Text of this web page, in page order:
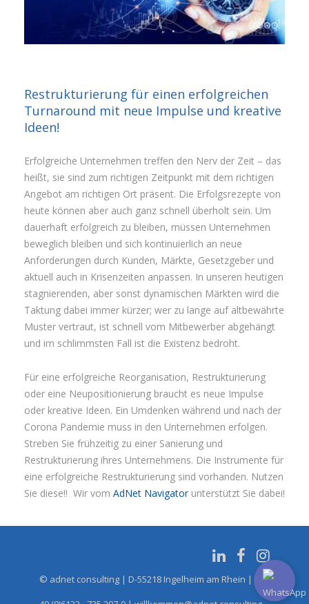
Restrukturierung für einen erfolgreichen
Turnaround mit neue Impulse und kreative
Ideen!
Erfolgreiche Unternehmen treffen den Nerv der Zeit – das
heißt, sie sind zum richtigen Zeitpunkt mit dem richtigen
Angebot am richtigen Ort präsent. Die Erfolgsrezepte von
heute können aber auch ganz schnell überholt sein. Um
dauerhaft erfolgreich zu bleiben, müssen Unternehmen
beweglich bleiben und sich kontinuierlich an neue
Anforderungen durch Kunden, Märkte, Gesetzgeber und
aktuell auch in Krisenzeiten anpassen. In unseren heutigen
stagnierenden, aber sonst dynamischen Märkten wird die
Taktung dabei immer kürzer; wer zu lange auf altbewährte
Muster vertraut, ist schnell vom Mitbewerber abgehängt
und im schlimmsten Fall ist die Existenz bedroht.
Für eine erfolgreiche Reorganisation, Restrukturierung
oder eine Neupositionierung braucht es neue Impulse
oder kreative Ideen. Ein Umdenken während und nach der
Corona Pandemie muss in den Unternehmen erfolgen.
Streben Sie frühzeitig zu einer Sanierung und
Restrukturierung ihres Unternehmens. Die Instrumente für
eine erfolgreiche Restrukturierung sind vorhanden. Nutzen
Sie diese!! Wir vom AdNet Navigatorunterstützt Sie dabei!
© adnet consulting | D-55218 Ingelheim am Rhein | Tel.: